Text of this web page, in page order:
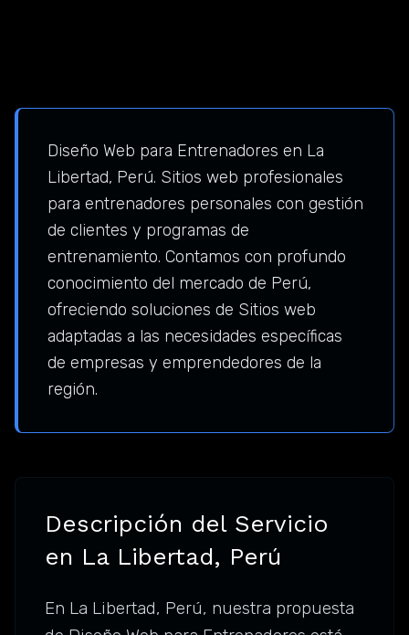
Diseño Web para Entrenadores en La
Libertad, Perú. Sitios web profesionales
para entrenadores personales con gestión
de clientes y programas de
entrenamiento. Contamos con profundo
conocimiento del mercado de Perú,
ofreciendo soluciones de Sitios web
adaptadas a las necesidades específicas
de empresas y emprendedores de la
región.
Descripción del Servicio
en La Libertad, Perú
En La Libertad, Perú, nuestra propuesta